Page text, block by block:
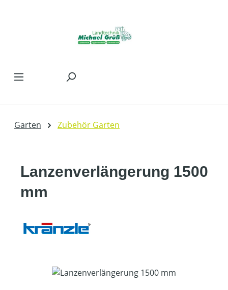
Garten Zubehör Garten
Lanzenverlängerung 1500
mm
Bildergalerie überspringen